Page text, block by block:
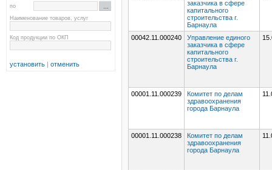
по
Наименование товаров, услуг
Код продукции по ОКП
установить | отменить
заказчика в сфере
капитального
строительства г.
Барнаула
00042.11.000240
Управление единого
заказчика в сфере
капитального
строительства г.
Барнаула
00001.11.000239
Комитет по делам
здравоохранения
города Барнаула
00001.11.000238
Комитет по делам
здравоохранения
города Барнаула